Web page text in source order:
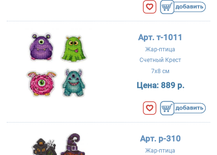
Арт. т-1011
Жар-птица
Счетный Крест
7x8 см
Цена: 889 р.
Арт. р-310
Жар-птица